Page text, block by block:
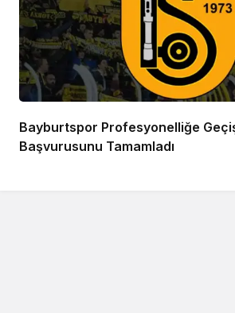
Bayburtspor Profesyonelliğe
Başvurusunu Tamamladı